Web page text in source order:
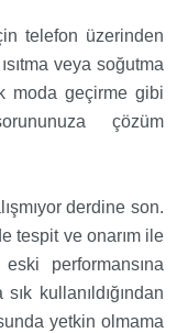
telefon üzerinden
veya soğutma
moda geçirme gibi
çözüm
derdine son.
tespit ve onarım ile
performansına
kullanıldığından
yetkin olmama